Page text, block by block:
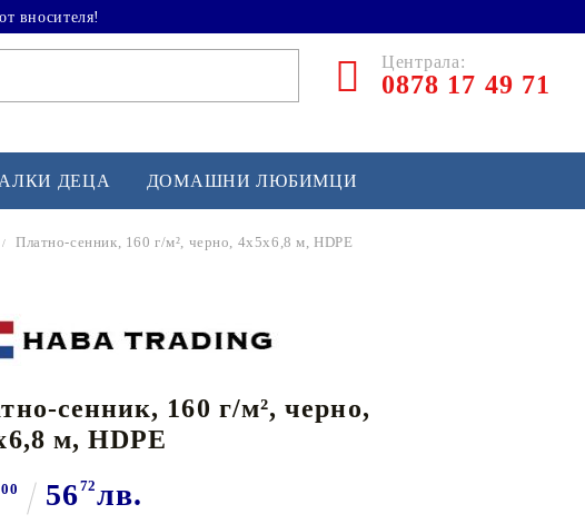
вносителя!
Централа:
0878 17 49 71
Баскетбол
Бейзбол и софтбол
Хокей и лакрос
Основно спортно оборудване
ДЕЦА ДОМАШНИ ЛЮБИМЦИ
Платно-сенник, 160 г/м², черно, 4x5x6,8 м, HDPE
сенник, 160 г/м², черно,
м, HDPE
00 5672лв.